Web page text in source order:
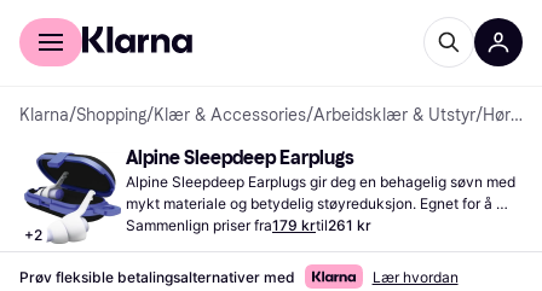
For kunder
Klarna/Shopping/Klær & Accessories/Arbeidsklær & Utstyr/ Hørselvern
+2
Alpine Sleepdeep Earplugs
Alpine Sleepdeep Earplugs gir deg en behagelig søvn med
mykt materiale og betydelig støyreduksjon. Egnet for å
blokkere uønskede lyder om natten.
Sammenlign priser fra179 krtil261 kr
Prøv fleksible betalingsalternativer med Lær hvordan